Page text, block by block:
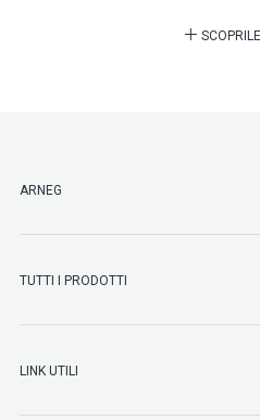
ARNEG
TUTTI I PRODOTTI
LINK UTILI